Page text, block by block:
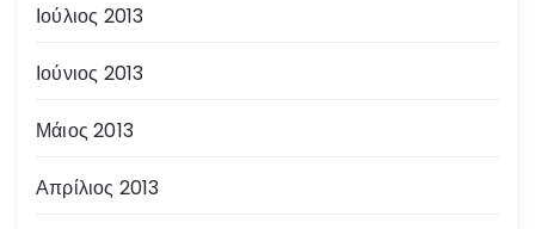
Ιούλιος 2013
Ιούνιος 2013
Μάιος 2013
Απρίλιος 2013